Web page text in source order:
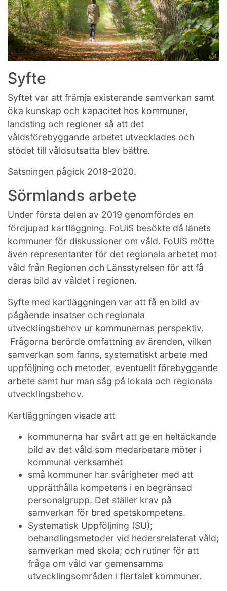
Syfte
Syftet var att främja existerande samverkan samt
öka kunskap och kapacitet hos kommuner,
landsting och regioner så att det
våldsförebyggande arbetet utvecklades och
stödet till våldsutsatta blev bättre.
Satsningen pågick 2018-2020.
Sörmlands arbete
Under första delen av 2019 genomfördes en
fördjupad kartläggning. FoUiS besökte då länets
kommuner för diskussioner om våld. FoUiS mötte
även representanter för det regionala arbetet mot
våld från Regionen och Länsstyrelsen för att få
deras bild av våldet i regionen.
Syfte med kartläggningen var att få en bild av
pågående insatser och regionala
utvecklingsbehov ur kommunernas perspektiv.
Frågorna berörde omfattning av ärenden, vilken
samverkan som fanns, systematiskt arbete med
uppföljning och metoder, eventuellt förebyggande
arbete samt hur man såg på lokala och regionala
utvecklingsbehov.
Kartläggningen visade att
kommunerna har svårt att ge en heltäckande
bild av det våld som medarbetare möter i
kommunal verksamhet
små kommuner har svårigheter med att
upprätthålla kompetens i en begränsad
personalgrupp. Det ställer krav på
samverkan för bred spetskompetens.
Systematisk Uppföljning (SU);
behandlingsmetoder vid hedersrelaterat våld;
samverkan med skola; och rutiner för att
fråga om våld var gemensamma
utvecklingsområden i flertalet kommuner.